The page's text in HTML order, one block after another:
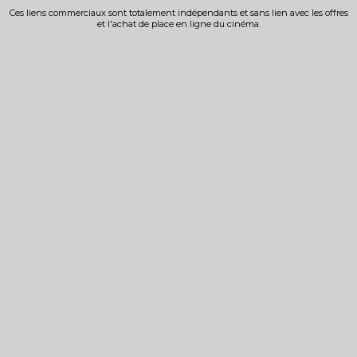
Ces liens commerciaux sont totalement indépendants et sans lien avec les offres
et l'achat de place en ligne du cinéma.